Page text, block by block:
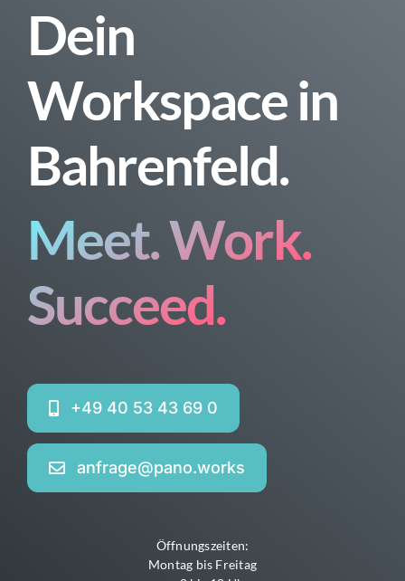
Dein
Workspace in
Bahrenfeld.
Meet. Work.
Succeed.
+49 40 53 43 69 0
anfrage@pano.works
Öffnungszeiten:
Montag bis Freitag